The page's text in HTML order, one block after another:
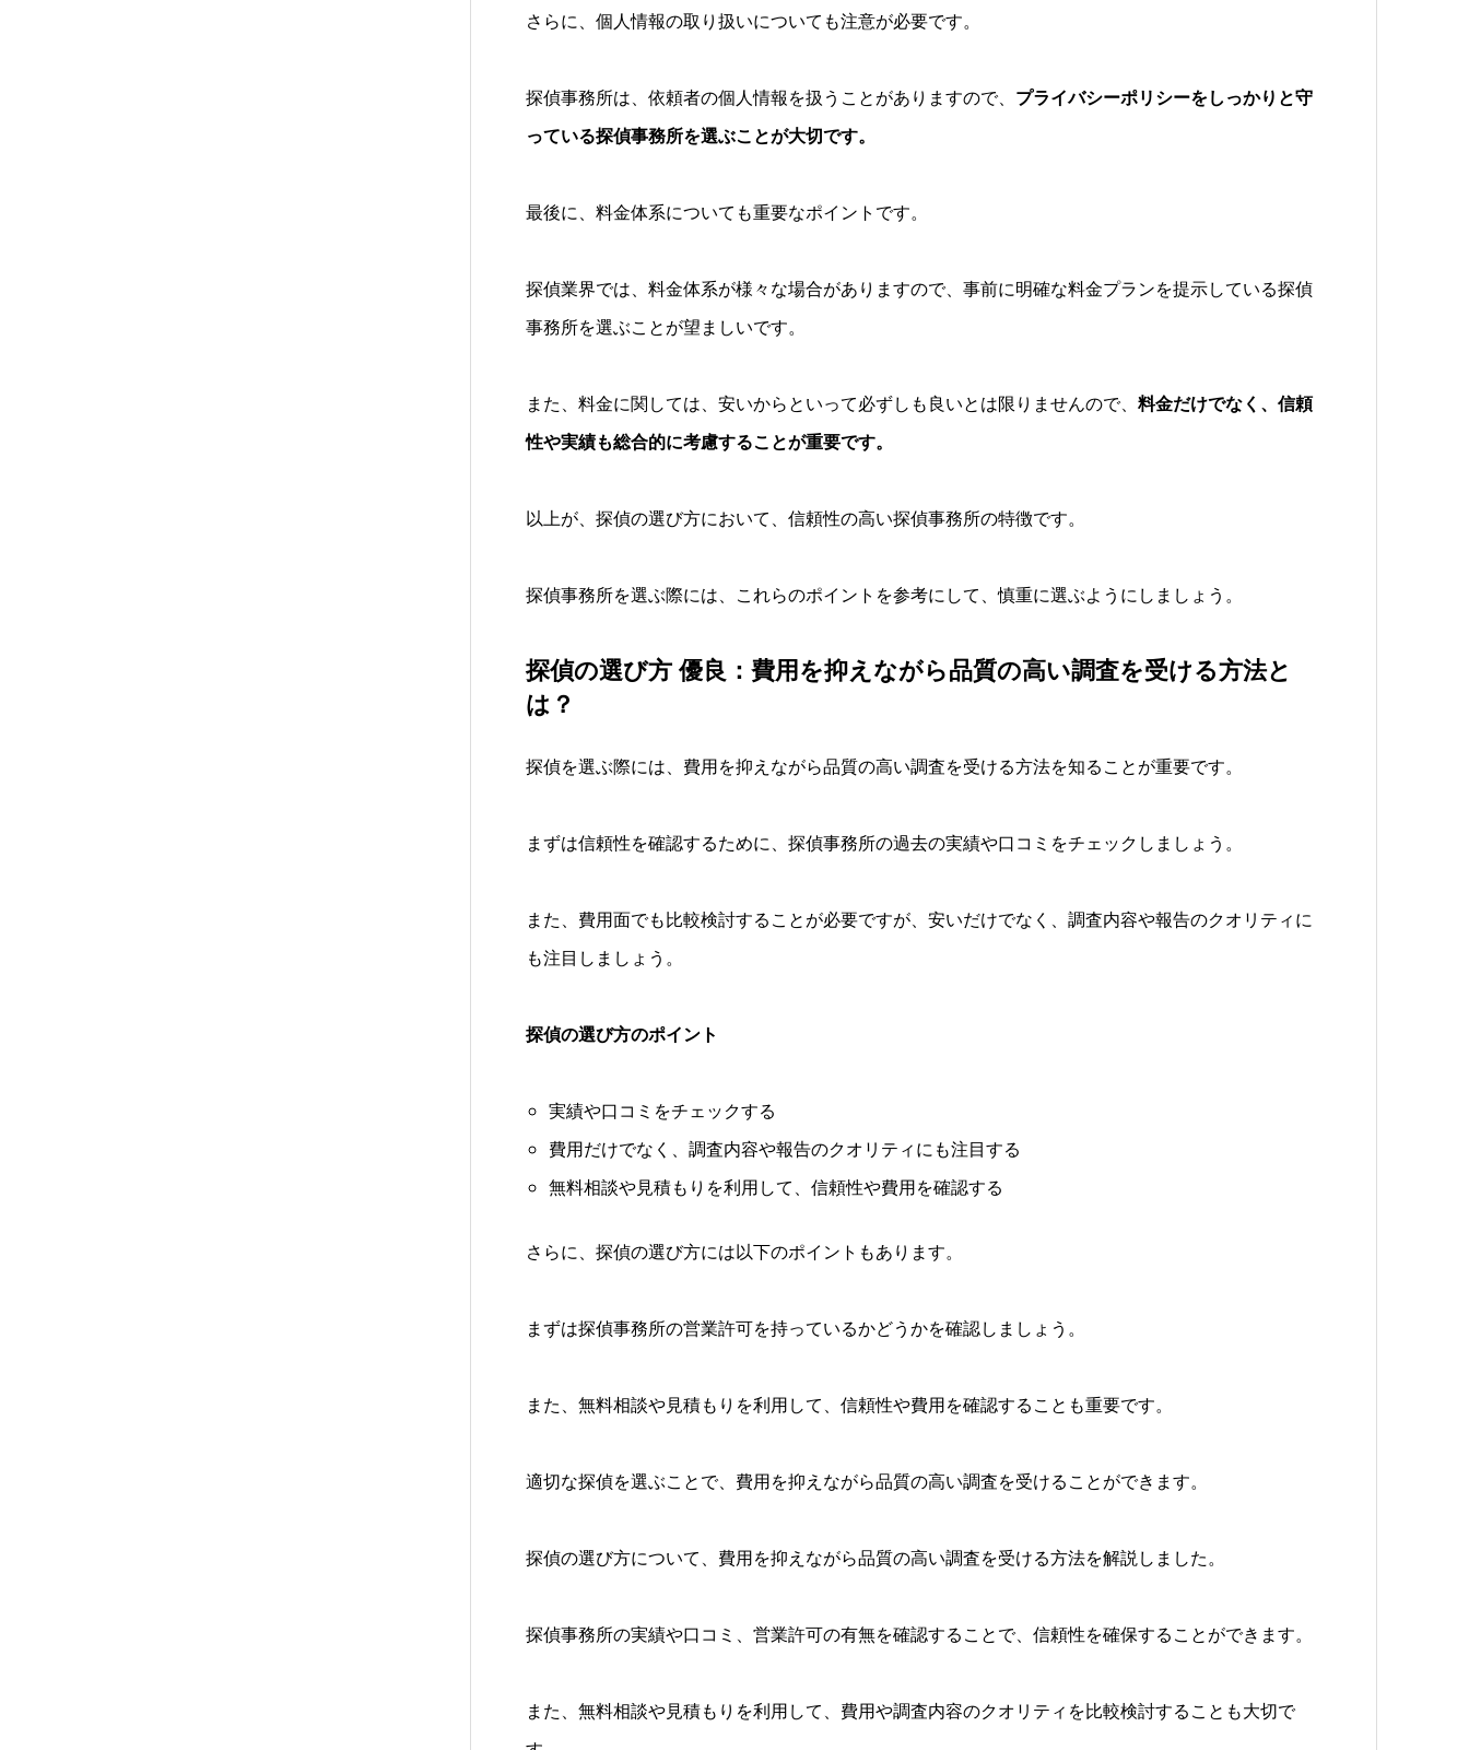
さらに、個人情報の取り扱いについても注意が必要です。
探偵事務所は、依頼者の個人情報を扱うことがありますので、 プライバシーポリシーをしっかりと守
っている探偵事務所を選ぶことが大切です。
最後に、料金体系についても重要なポイントです。
探偵業界では、料金体系が様々な場合がありますので、事前に明確な料金プランを提示している探偵
事務所を選ぶことが望ましいです。
また、料金に関しては、安いからといって必ずしも良いとは限りませんので、 料金だけでなく、信頼
性や実績も総合的に考慮することが重要です。
以上が、探偵の選び方において、信頼性の高い探偵事務所の特徴です。
探偵事務所を選ぶ際には、これらのポイントを参考にして、慎重に選ぶようにしましょう。
探偵の選び方 優良：費用を抑えながら品質の高い調査を受ける方法と
は？
探偵を選ぶ際には、費用を抑えながら品質の高い調査を受ける方法を知ることが重要です。
まずは信頼性を確認するために、探偵事務所の過去の実績や口コミをチェックしましょう。
また、費用面でも比較検討することが必要ですが、安いだけでなく、調査内容や報告のクオリティに
も注目しましょう。
探偵の選び方のポイント
実績や口コミをチェックする
費用だけでなく、調査内容や報告のクオリティにも注目する
無料相談や見積もりを利用して、信頼性や費用を確認する
さらに、探偵の選び方には以下のポイントもあります。
まずは探偵事務所の営業許可を持っているかどうかを確認しましょう。
また、無料相談や見積もりを利用して、信頼性や費用を確認することも重要です。
適切な探偵を選ぶことで、費用を抑えながら品質の高い調査を受けることができます。
探偵の選び方について、費用を抑えながら品質の高い調査を受ける方法を解説しました。
探偵事務所の実績や口コミ、営業許可の有無を確認することで、信頼性を確保することができます。
また、無料相談や見積もりを利用して、費用や調査内容のクオリティを比較検討することも大切で